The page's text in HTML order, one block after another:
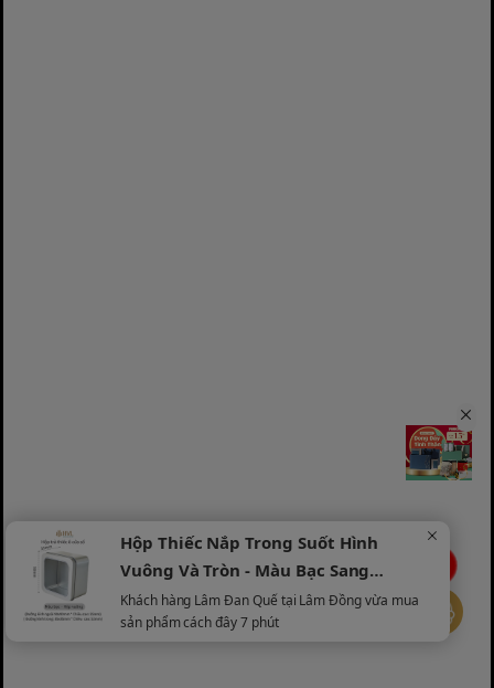
Hộp Thiếc Nắp Trong Suốt Hình
Vuông Và Tròn - Màu Bạc Sang
Trọng
Khách hàng Lâm Ðan Quế tại Lâm Đồng vừa mua
sản phẩm cách đây 7 phút